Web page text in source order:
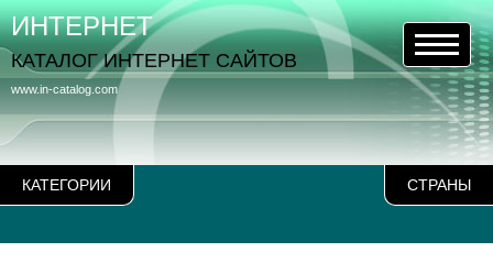
КАТЕГОРИИ СТРАНЫ
www.in-catalog.com
ИНТЕРНЕТ
КАТАЛОГ ИНТЕРНЕТ САЙТОВ